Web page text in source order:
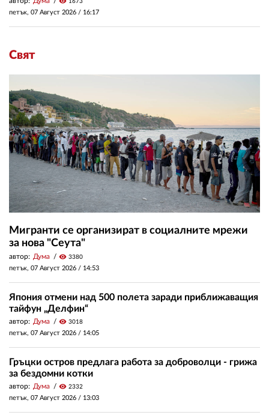
1673
петък, 07 Август 2026 / 16:17
Свят
Мигранти се организират в социалните мрежи
за нова "Сеута"
автор: Дума visibility 3380
петък, 07 Август 2026 / 14:53
Япония отмени над 500 полета заради приближаващия
тайфун „Делфин“
автор: Дума visibility 3018
петък, 07 Август 2026 / 14:05
Гръцки остров предлага работа за доброволци - грижа
за бездомни котки
автор: Дума visibility 2332
петък, 07 Август 2026 / 13:03